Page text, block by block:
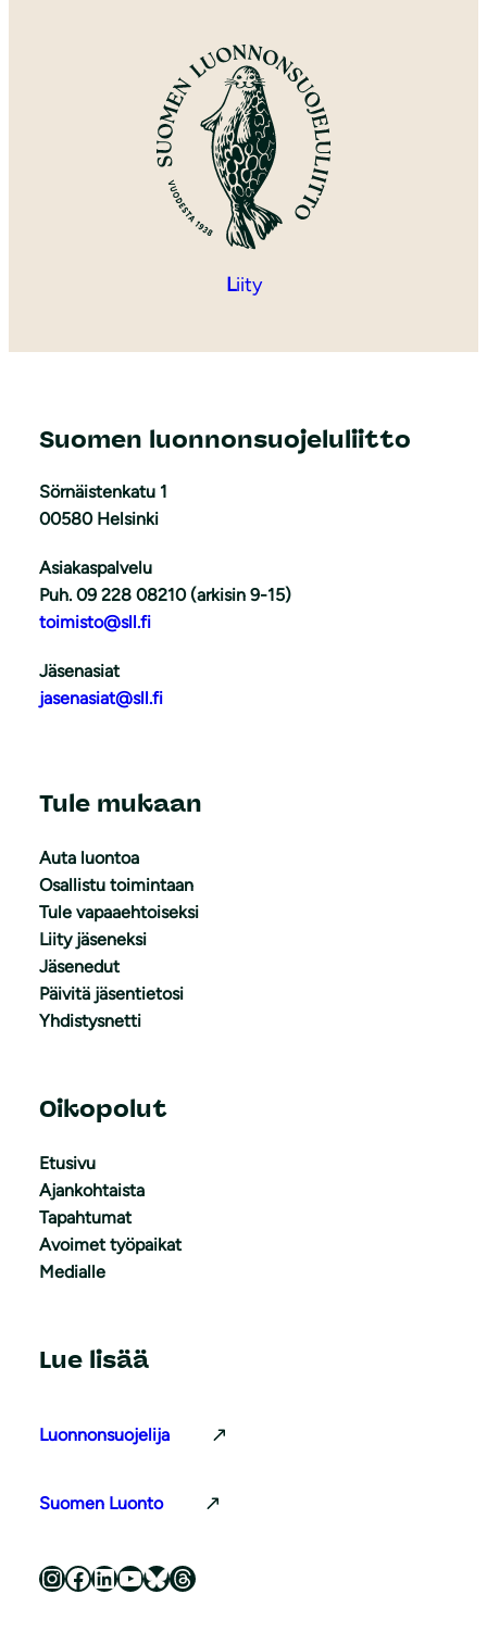
Liity
Suomen luonnonsuojeluliitto
Sörnäistenkatu 1
00580 Helsinki
Asiakaspalvelu
Puh. 09 228 08210 (arkisin 9-15)
toimisto@sll.fi
Jäsenasiat
jasenasiat@sll.fi
Tule mukaan
Auta luontoa
Osallistu toimintaan
Tule vapaaehtoiseksi
Liity jäseneksi
Jäsenedut
Päivitä jäsentietosi
Yhdistysnetti
Oikopolut
Etusivu
Ajankohtaista
Tapahtumat
Avoimet työpaikat
Medialle
Lue lisää
Luonnonsuojelija
Suomen Luonto
Luonnonsuojeluliitto Instagramissa Luonnonsuojeluliitto Facebookissa Luonnonsuojeluliitto LinkedInissä Luonnonsuojeluliiton YouTube-kanava Luonnonsuojeluliitto Blueskyssa Luonnonsuojeluliitto Threadsissa